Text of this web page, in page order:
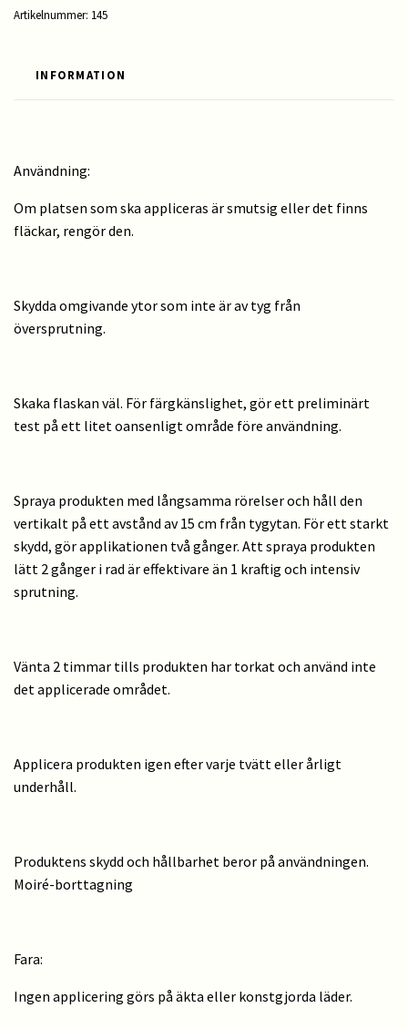
Artikelnummer: 145
INFORMATION
Användning:
Om platsen som ska appliceras är smutsig eller det finns
fläckar, rengör den.
Skydda omgivande ytor som inte är av tyg från
översprutning.
Skaka flaskan väl. För färgkänslighet, gör ett preliminärt
test på ett litet oansenligt område före användning.
Spraya produkten med långsamma rörelser och håll den
vertikalt på ett avstånd av 15 cm från tygytan. För ett starkt
skydd, gör applikationen två gånger. Att spraya produkten
lätt 2 gånger i rad är effektivare än 1 kraftig och intensiv
sprutning.
Vänta 2 timmar tills produkten har torkat och använd inte
det applicerade området.
Applicera produkten igen efter varje tvätt eller årligt
underhåll.
Produktens skydd och hållbarhet beror på användningen.
Moiré-borttagning
Fara:
Ingen applicering görs på äkta eller konstgjorda läder.